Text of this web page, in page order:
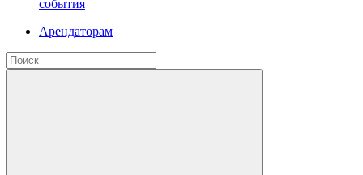
события
Арендаторам